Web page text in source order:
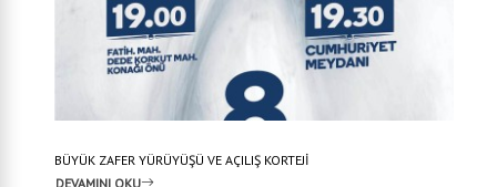
BÜYÜK ZAFER YÜRÜYÜŞÜ VE AÇILIŞ KORTEJİ
DEVAMINI OKU